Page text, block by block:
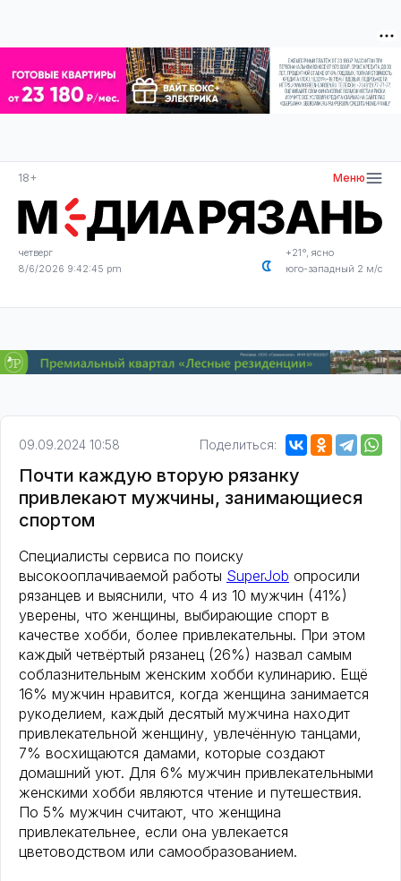
18+ Меню
четверг
8/6/2026 9:42:45 pm
+21°, ясно
юго-западный 2 м/с
09.09.2024 10:58 Поделиться:
Почти каждую вторую рязанку
привлекают мужчины, занимающиеся
спортом
Специалисты сервиса по поиску
высокооплачиваемой работы SuperJob опросили
рязанцев и выяснили, что 4 из 10 мужчин (41%)
уверены, что женщины, выбирающие спорт в
качестве хобби, более привлекательны. При этом
каждый четвёртый рязанец (26%) назвал самым
соблазнительным женским хобби кулинарию. Ещё
16% мужчин нравится, когда женщина занимается
рукоделием, каждый десятый мужчина находит
привлекательной женщину, увлечённую танцами,
7% восхищаются дамами, которые создают
домашний уют. Для 6% мужчин привлекательными
женскими хобби являются чтение и путешествия.
По 5% мужчин считают, что женщина
привлекательнее, если она увлекается
цветоводством или самообразованием.